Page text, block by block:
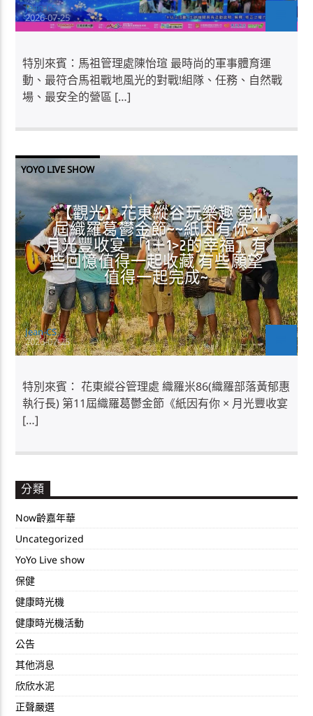
Jean-CS
2026-07-25
特別來賓：馬祖管理處陳怡瑄 最時尚的軍事體育運
動、最符合馬祖戰地風光的對戰!組隊、任務、自然戰
場、最安全的營區 […]
YOYO LIVE SHOW
【觀光】花東縱谷玩樂趣 第11
屆織羅葛鬱金節~~紙因有你 ×
月光豐收宴 「1＋1>2的幸福」有
些回憶值得一起收藏 有些願望
值得一起完成~
Jean-CS
2026-07-25
特別來賓： 花東縱谷管理處 織羅米86(織羅部落黃郁惠
執行長) 第11屆織羅葛鬱金節《紙因有你 × 月光豐收宴
[…]
分類
Now齡嘉年華
Uncategorized
YoYo Live show
保健
健康時光機
健康時光機活動
公告
其他消息
欣欣水泥
正聲嚴選